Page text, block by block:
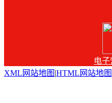
电
XML网站地图 |HTML网站地图